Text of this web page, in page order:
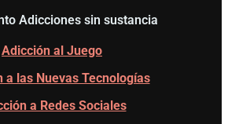
Adicciones sin sustancia
Adicción al Juego
a las Nuevas Tecnologías
a Redes Sociales